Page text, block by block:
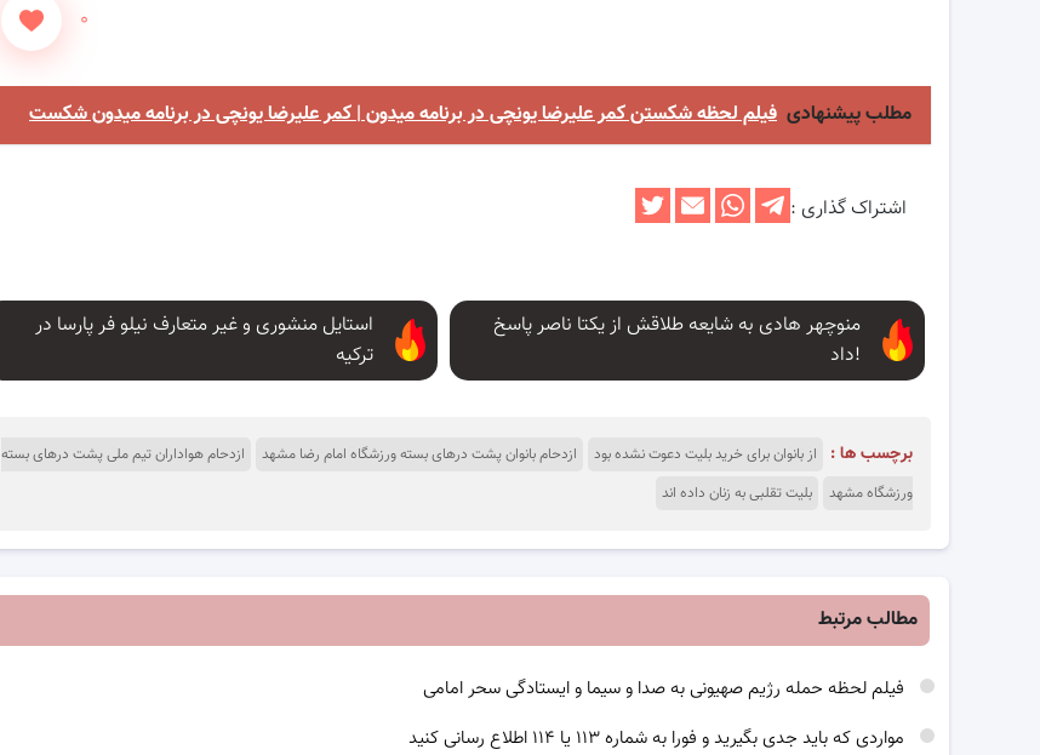
۰
مطلب پیشنهادی فیلم لحظه شکستن کمر علیرضا یونچی در برنامه میدون | کمر علیرضا یونچی در برنامه میدون شکست
اشتراک گذاری :
استایل منشوری و غیر متعارف نیلو فر پارسا در
ترکیه
منوچهر هادی به شایعه طلاقش از یکتا ناصر پاسخ
داد!
برچسب ها : از بانوان برای خرید بلیت دعوت نشده بود ازدحام بانوان پشت درهای بسته ورزشگاه امام رضا مشهد
ازدحام هواداران تیم ملی پشت درهای بسته
ورزشگاه مشهد
بلیت تقلبی به زنان داده اند
مطالب مرتبط
فیلم لحظه حمله رژیم صهیونی به صدا و سیما و ایستادگی سحر امامی
مواردی که باید جدی بگیرید و فورا به شماره ۱۱۳ یا ۱۱۴ اطلاع رسانی کنید